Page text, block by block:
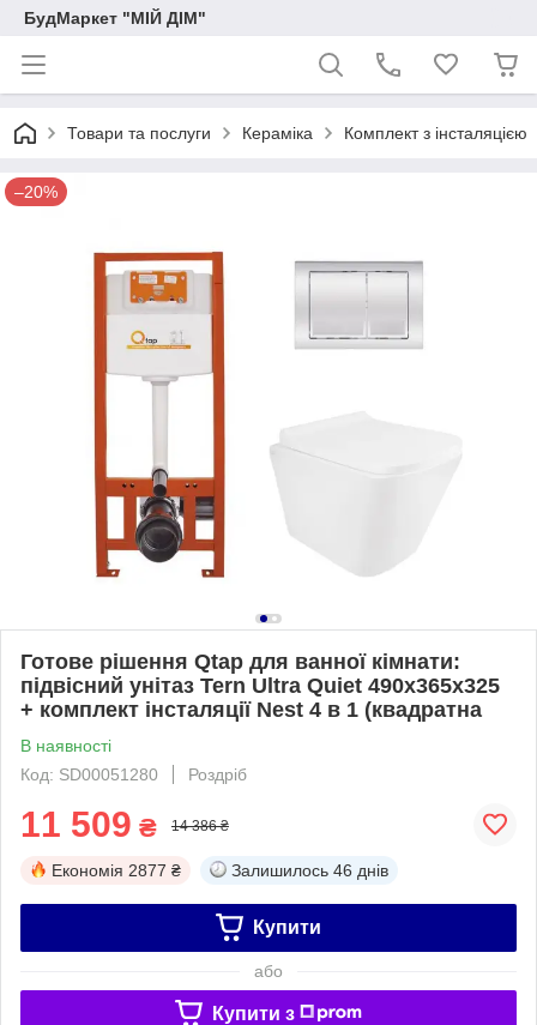
БудМаркет "МІЙ ДІМ"
Товари та послуги Кераміка Комплект з інсталяцією
–20%
Готове рішення Qtap для ванної кімнати:
підвісний унітаз Tern Ultra Quiet 490x365x325
+ комплект інсталяції Nest 4 в 1 (квадратна
В наявності
Код: SD00051280
Роздріб
11 509 ₴ 14 386 ₴
Економія 2877 ₴ Залишилось 46 днів
Купити
або
Купити з